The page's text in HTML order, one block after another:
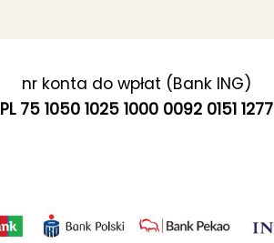
nr konta do wpłat (Bank ING)
PL 75 1050 1025 1000 0092 0151 1277